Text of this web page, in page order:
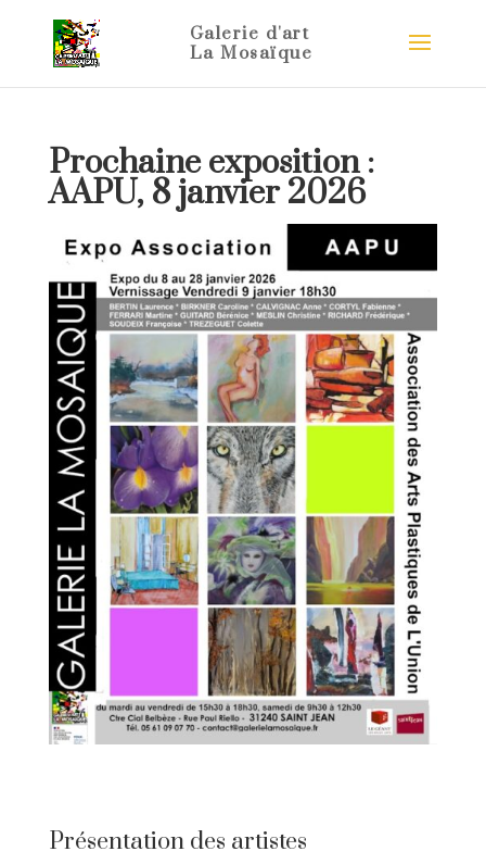
Prochaine exposition :
AAPU, 8 janvier 2026
Présentation des artistes